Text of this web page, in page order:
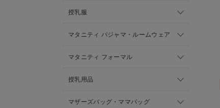
授乳服
マタニティ パジャマ・ルームウェア
マタニティ フォーマル
授乳用品
マザーズバッグ・ママバッグ